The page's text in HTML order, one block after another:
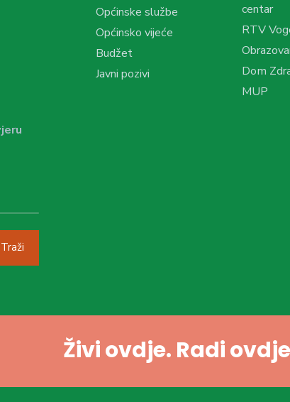
Traži
Općinske službe
Općinsko vijeće
Budžet
Javni pozivi
centar
RTV
Dom
MUP
Živi ovdje. Radi